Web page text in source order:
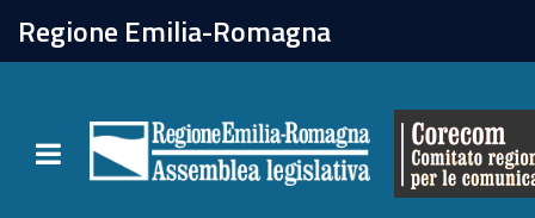
Regione Emilia-Romagna
Toggle navigation
chiudi
Le attività